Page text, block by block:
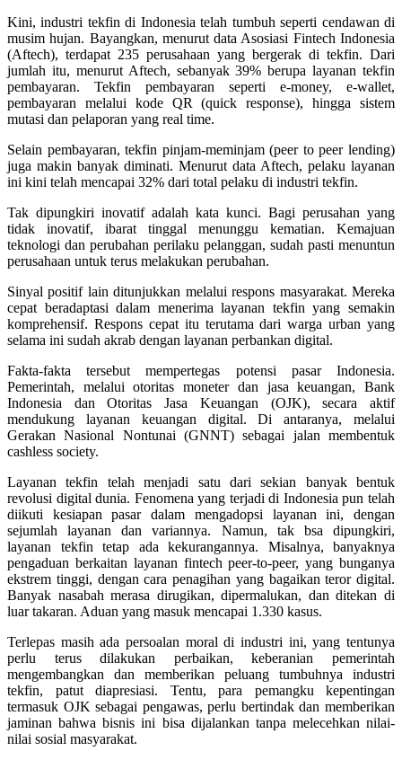
Kini, industri tekfin di Indonesia telah tumbuh seperti cendawan di
musim hujan. Bayangkan, menurut data Asosiasi Fintech Indonesia
(Aftech), terdapat 235 perusahaan yang bergerak di tekfin. Dari
jumlah itu, menurut Aftech, sebanyak 39% berupa layanan tekfin
pembayaran. Tekfin pembayaran seperti e-money, e-wallet,
pembayaran melalui kode QR (quick response), hingga sistem
mutasi dan pelaporan yang real time.
Selain pembayaran, tekfin pinjam-meminjam (peer to peer lending)
juga makin banyak diminati. Menurut data Aftech, pelaku layanan
ini kini telah mencapai 32% dari total pelaku di industri tekfin.
Tak dipungkiri inovatif adalah kata kunci. Bagi perusahan yang
tidak inovatif, ibarat tinggal menunggu kematian. Kemajuan
teknologi dan perubahan perilaku pelanggan, sudah pasti menuntun
perusahaan untuk terus melakukan perubahan.
Sinyal positif lain ditunjukkan melalui respons masyarakat. Mereka
cepat beradaptasi dalam menerima layanan tekfin yang semakin
komprehensif. Respons cepat itu terutama dari warga urban yang
selama ini sudah akrab dengan layanan perbankan digital.
Fakta-fakta tersebut mempertegas potensi pasar Indonesia.
Pemerintah, melalui otoritas moneter dan jasa keuangan, Bank
Indonesia dan Otoritas Jasa Keuangan (OJK), secara aktif
mendukung layanan keuangan digital. Di antaranya, melalui
Gerakan Nasional Nontunai (GNNT) sebagai jalan membentuk
cashless society.
Layanan tekfin telah menjadi satu dari sekian banyak bentuk
revolusi digital dunia. Fenomena yang terjadi di Indonesia pun telah
diikuti kesiapan pasar dalam mengadopsi layanan ini, dengan
sejumlah layanan dan variannya. Namun, tak bsa dipungkiri,
layanan tekfin tetap ada kekurangannya. Misalnya, banyaknya
pengaduan berkaitan layanan fintech peer-to-peer, yang bunganya
ekstrem tinggi, dengan cara penagihan yang bagaikan teror digital.
Banyak nasabah merasa dirugikan, dipermalukan, dan ditekan di
luar takaran. Aduan yang masuk mencapai 1.330 kasus.
Terlepas masih ada persoalan moral di industri ini, yang tentunya
perlu terus dilakukan perbaikan, keberanian pemerintah
mengembangkan dan memberikan peluang tumbuhnya industri
tekfin, patut diapresiasi. Tentu, para pemangku kepentingan
termasuk OJK sebagai pengawas, perlu bertindak dan memberikan
jaminan bahwa bisnis ini bisa dijalankan tanpa melecehkan nilai-
nilai sosial masyarakat.